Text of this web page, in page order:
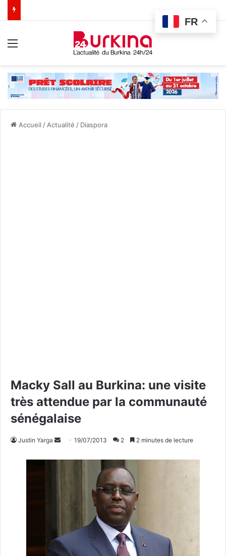
Accueil / Actualité / Diaspora
Macky Sall au Burkina: une visite
très attendue par la communauté
sénégalaise
Justin Yarga
n
c
19/07/2013 2 2 minutes de lecture
FR